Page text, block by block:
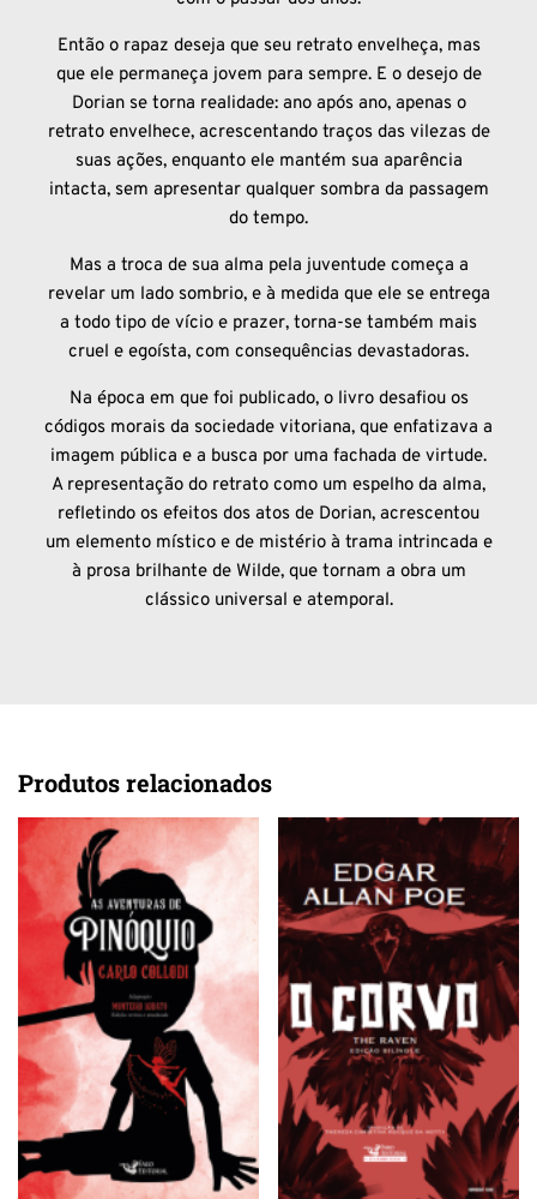
Então o rapaz deseja que seu retrato envelheça, mas
que ele permaneça jovem para sempre. E o desejo de
Dorian se torna realidade: ano após ano, apenas o
retrato envelhece, acrescentando traços das vilezas de
suas ações, enquanto ele mantém sua aparência
intacta, sem apresentar qualquer sombra da passagem
do tempo.
Mas a troca de sua alma pela juventude começa a
revelar um lado sombrio, e à medida que ele se entrega
a todo tipo de vício e prazer, torna-se também mais
cruel e egoísta, com consequências devastadoras.
Na época em que foi publicado, o livro desafiou os
códigos morais da sociedade vitoriana, que enfatizava a
imagem pública e a busca por uma fachada de virtude.
A representação do retrato como um espelho da alma,
refletindo os efeitos dos atos de Dorian, acrescentou
um elemento místico e de mistério à trama intrincada e
à prosa brilhante de Wilde, que tornam a obra um
clássico universal e atemporal.
Produtos relacionados